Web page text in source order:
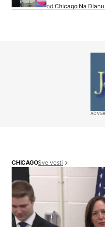
od Chicago Na Dlanu
CHICAGOSve vesti